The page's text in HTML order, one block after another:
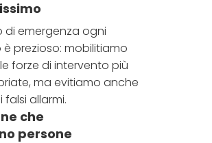
di emergenza ogni
è prezioso: mobilitiamo
forze di intervento più
ma evitiamo anche
falsi allarmi.
che
persone